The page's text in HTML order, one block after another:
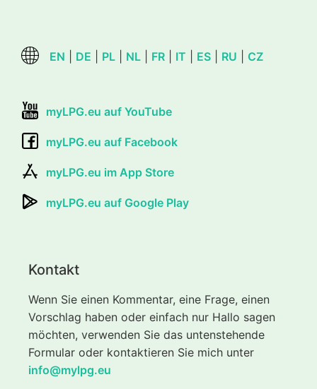
EN DE PL NL FR IT ES RU CZ
myLPG.eu auf YouTube
myLPG.eu auf Facebook
myLPG.eu im App Store
myLPG.eu auf Google Play
Kontakt
Wenn Sie einen Kommentar, eine Frage, einen
Vorschlag haben oder einfach nur Hallo sagen
möchten, verwenden Sie das untenstehende
Formular oder kontaktieren Sie mich unter
info@mylpg.eu